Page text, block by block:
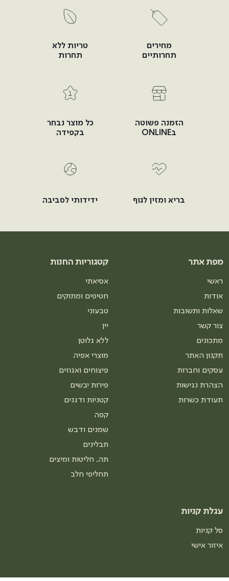
מחירים
תחרותיים
טריות ללא
תחרות
הזמנה פשוטה
בONLINE
כל מוצר נבחר
בקפידה
בריא ומזין לגוף ידידותי לסביבה
מפת אתר
ראשי
אודות
שאלות ותשובות
צור קשר
מתכונים
תקנון האתר
עסקים וחברות
הצהרת נגישות
תעודת כשרות
קטגוריות החנות
אסיאתי
חטיפים ומתוקים
טבעוני
יין
ללא גלוטן
מוצרי אפיה
פיצוחים ואגוזים
פירות יבשים
קטניות ודגנים
קפה
שמנים ודבש
תבלינים
תה, חליטות ומיצים
תחליפי חלב
עגלת קניות
סל קניות
איזור אישי